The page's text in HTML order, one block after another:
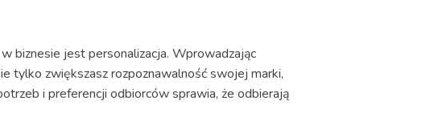
w biznesie jest personalizacja. Wprowadzając
tylko zwiększasz rozpoznawalność swojej marki,
i preferencji odbiorców sprawia, że odbierają